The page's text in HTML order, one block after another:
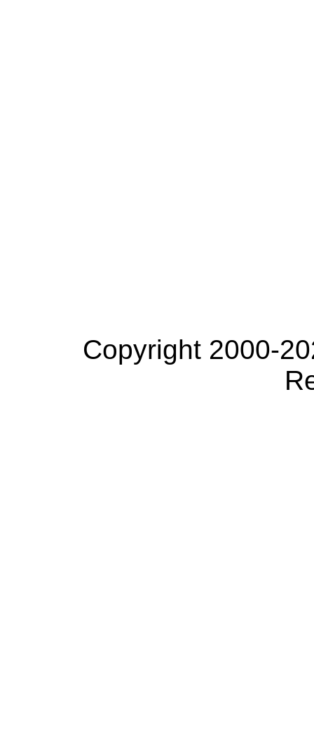
Copyright 2000-